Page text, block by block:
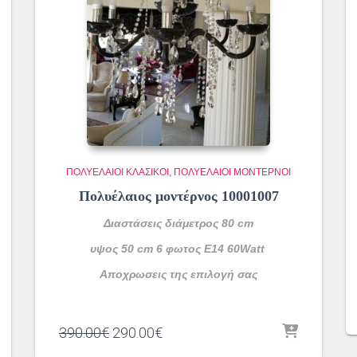
ΠΟΛΥΈΛΑΙΟΙ ΚΛΑΣΙΚΟΊ ΠΟΛΥΈΛΑΙΟΙ ΜΟΝΤΈΡΝΟΙ
Πολυέλαιος μοντέρνος 10001007
Διαστάσεις διάμετρος 80 cm
υψος 50 cm 6 φωτος Ε14 60Watt
Αποχρωσεις της επιλογή σας
390.00€ Original
290.00€Η